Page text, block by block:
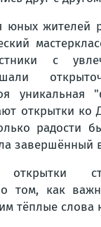
юных жителей
с
уникальная
открытки ко
радости
завершённый
том, как
тёплые слова